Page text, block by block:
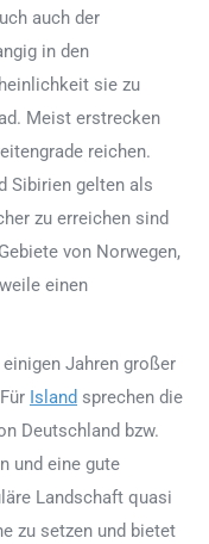
auch der
in den
sie zu
Meist erstrecken
reichen.
Sibirien gelten als
zu erreichen sind
von Norwegen,
einen
Jahren großer
Island sprechen die
Deutschland bzw.
und eine gute
Landschaft quasi
zu setzen und bietet